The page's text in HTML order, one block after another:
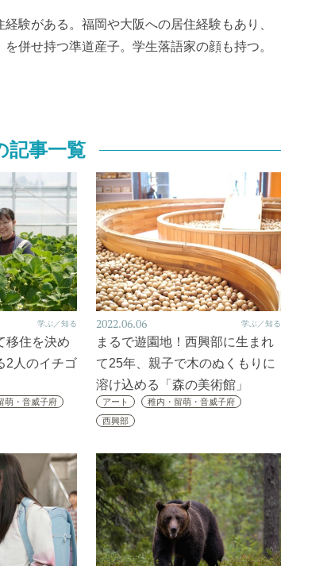
験がある。福岡や大阪への居住経験もあり、
併せ持つ準道産子。学生落語家の顔も持つ。
記事一覧
学ぶ／知る
移住を決め
2人のイチゴ
萌・音威子府
2022.06.06 学ぶ／知る
まるで遊園地！西興部に生まれ
て25年、親子で木のぬくもりに
溶け込める「森の美術館」
アート
稚内・留萌・音威子府
西興部